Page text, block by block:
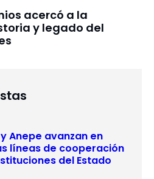
acercó a la
y legado del
Anepe avanzan en
líneas de cooperación
del Estado